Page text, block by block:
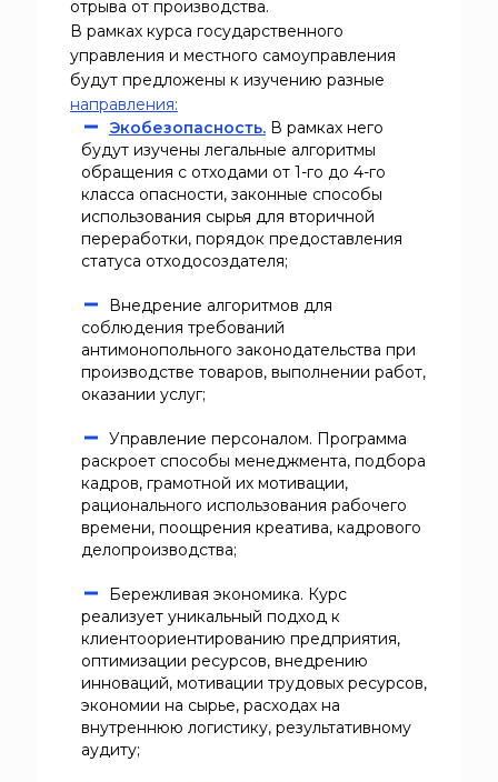
отрыва от производства.
В рамках курса государственного
управления и местного самоуправления
будут предложены к изучению разные
направления:
Экобезопасность. В рамках него
будут изучены легальные алгоритмы
обращения с отходами от 1-го до 4-го
класса опасности, законные способы
использования сырья для вторичной
переработки, порядок предоставления
статуса отходосоздателя;
Внедрение алгоритмов для
соблюдения требований
антимонопольного законодательства при
производстве товаров, выполнении работ,
оказании услуг;
Управление персоналом. Программа
раскроет способы менеджмента, подбора
кадров, грамотной их мотивации,
рационального использования рабочего
времени, поощрения креатива, кадрового
делопроизводства;
Бережливая экономика. Курс
реализует уникальный подход к
клиентоориентированию предприятия,
оптимизации ресурсов, внедрению
инноваций, мотивации трудовых ресурсов,
экономии на сырье, расходах на
внутреннюю логистику, результативному
аудиту;